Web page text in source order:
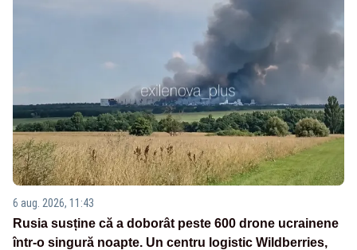
6 aug. 2026, 11:43
Rusia susține că a doborât peste 600 drone ucrainene
într-o singură noapte. Un centru logistic Wildberries,